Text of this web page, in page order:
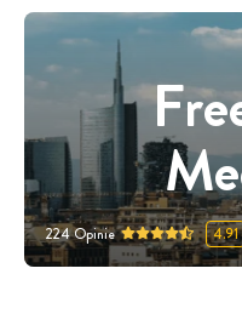
224Opinie 4.91